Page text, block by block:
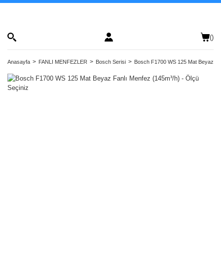
()
Anasayfa FANLI MENFEZLER Bosch Serisi Bosch F1700 WS 125 Mat Beyaz